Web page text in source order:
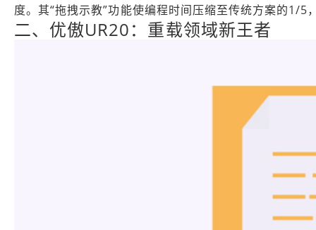
度。其“拖拽示教”功能使编程时间压缩至传统方案的1/5
二、优傲UR20：重载领域新王者